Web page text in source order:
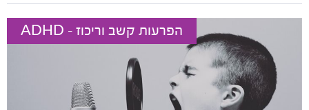
הפרעות קשב וריכוז - ADHD